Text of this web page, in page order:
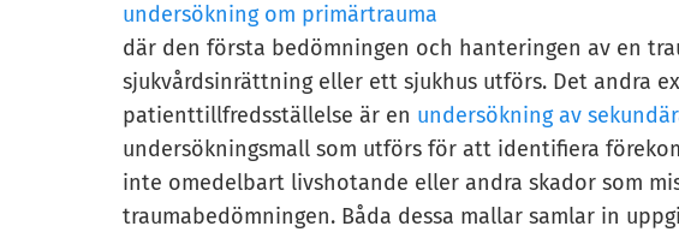
undersökning om primärtrauma
där den första bedömningen och hanteringen av en
sjukvårdsinrättning eller ett sjukhus utförs. Det andra
patienttillfredsställelse är en undersökning av
undersökningsmall som utförs för att identifiera
inte omedelbart livshotande eller andra skador som
traumabedömningen. Båda dessa mallar samlar in